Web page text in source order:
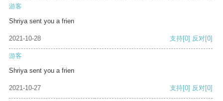
游客
Shriya sent you a frien
2021-10-28 支持[0] 反对[0]
游客
Shriya sent you a frien
2021-10-27 支持[0] 反对[0]